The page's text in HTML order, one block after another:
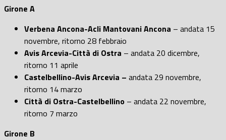
Girone A
Verbena Ancona-Acli Mantovani Ancona – andata 15
novembre, ritorno 28 febbraio
Avis Arcevia-Città di Ostra – andata 20 dicembre,
ritorno 11 aprile
Castelbellino-Avis Arcevia – andata 29 novembre,
ritorno 14 marzo
Città di Ostra-Castelbellino – andata 22 novembre,
ritorno 7 marzo
Girone B